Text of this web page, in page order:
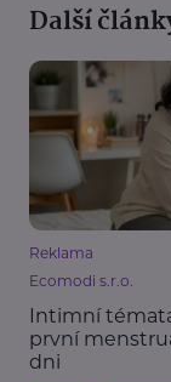
Další
Reklama
Ecomodi s.r.o.
Intimní
první
dni